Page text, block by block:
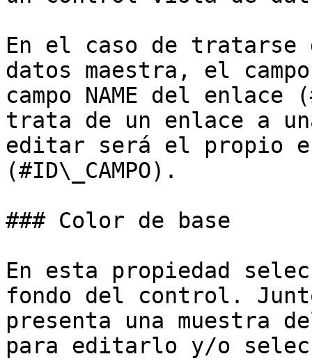
En el caso de tratarse
datos maestra, el
campo NAME del enlace
trata de un enlace a
editar será el propio
(#ID\_CAMPO).
### Color de base
En esta propiedad
fondo del control.
presenta una muestra
para editarlo y/o